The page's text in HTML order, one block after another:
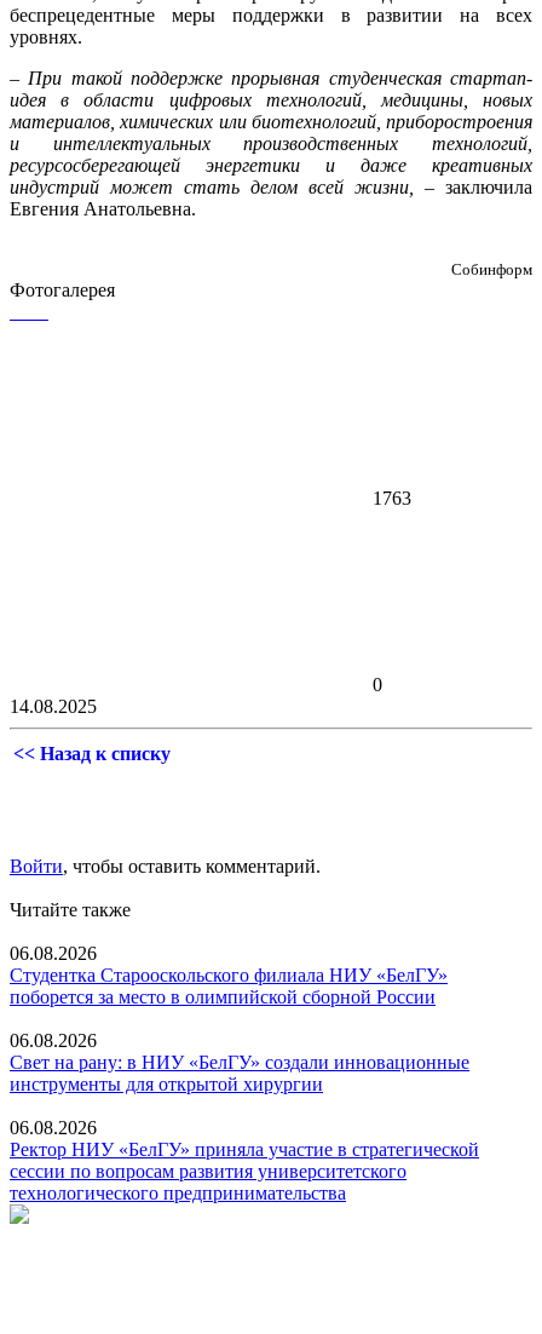
беспрецедентные меры поддержки в развитии на всех
уровнях.
– При такой поддержке прорывная студенческая стартап-
идея в области цифровых технологий, медицины, новых
материалов, химических или биотехнологий, приборостроения
и интеллектуальных производственных технологий,
ресурсосберегающей энергетики и даже креативных
индустрий может стать делом всей жизни,
– заключила
Евгения Анатольевна.
Собинформ
Фотогалерея
1763
0
14.08.2025
<< Назад к списку
Войти, чтобы оставить комментарий.
Читайте также
06.08.2026
Студентка Старооскольского филиала НИУ «БелГУ»
поборется за место в олимпийской сборной России
06.08.2026
Свет на рану: в НИУ «БелГУ» создали инновационные
инструменты для открытой хирургии
06.08.2026
Ректор НИУ «БелГУ» приняла участие в стратегической
сессии по вопросам развития университетского
технологического предпринимательства